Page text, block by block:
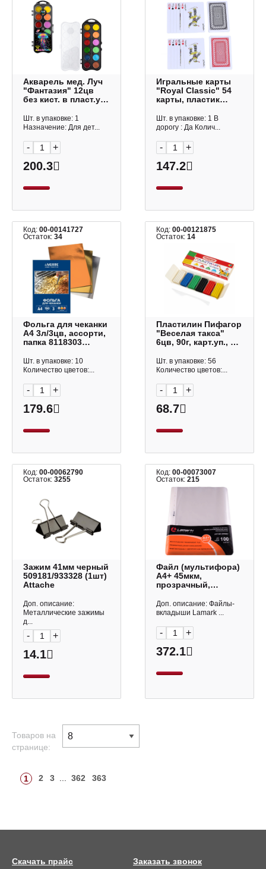
Акварель мед. Луч
"Фантазия" 12цв
без кист. в пласт.уп.
Шт. в упаковке: 1
Назначение: Для дет...
- +
200.3
Игральные карты
"Royal Classic" 54
карты, пластик
Шт. в упаковке: 1 В
дорогу : Да Колич...
- +
147.2
Код: 00-00141727
Остаток: 34
Фольга для чеканки
А4 3л/3цв, ассорти,
папка 8118303
Шт. в упаковке: 10
Количество цветов:...
- +
179.6
Код:00-00121875
Остаток:14
Пластилин Пифагор
"Веселая такса"
6цв, 90г, карт.уп., со
Шт. в упаковке: 56
Количество цветов:...
- +
68.7
Код: 00-00062790
Остаток: 3255
Зажим 41мм черный
509181/933328 (1шт)
Attache
Доп. описание:
Металлические зажимы
д...
- +
14.1
Код:00-00073007
Остаток:215
Файл (мультифора)
А4+ 45мкм,
прозрачный,
100шт) Lamark
упаковка
Доп. описание: Файлы-
вкладыши Lamark ...
- +
372.1
Товаров на
странице:
1 2 3 362 363
Заказать звонок
Скачать прайс